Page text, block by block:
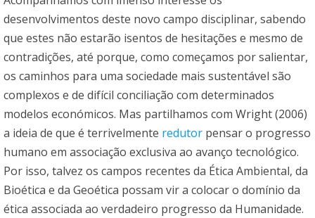
desenvolvimentos deste novo campo disciplinar, sabendo
que estes não estarão isentos de hesitações e mesmo de
contradições, até porque, como começamos por salientar,
os caminhos para uma sociedade mais sustentável são
complexos e de difícil conciliação com determinados
modelos económicos. Mas partilhamos com Wright (2006)
a ideia de que é terrivelmente redutor pensar o progresso
humano em associação exclusiva ao avanço tecnológico.
Por isso, talvez os campos recentes da Ética Ambiental, da
Bioética e da Geoética possam vir a colocar o domínio da
ética associada ao verdadeiro progresso da Humanidade.